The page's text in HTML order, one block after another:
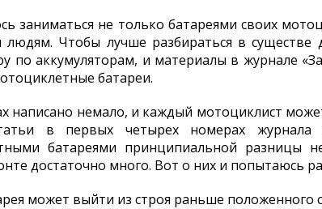
заниматься не только батареями своих
Чтобы лучше разбираться в существе
по аккумуляторам, и материалы в журнале
батареи.
написано немало, и каждый мотоциклист
в первых четырех номерах
батареями принципиальной разницы
достаточно много. Вот о них и попытаюсь
может выйти из строя раньше положенного